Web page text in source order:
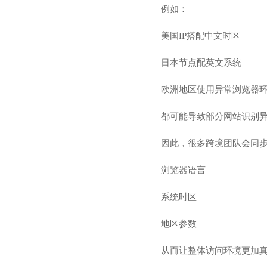
例如：
美国IP搭配中文时区
日本节点配英文系统
欧洲地区使用异常浏览器
都可能导致部分网站识别
因此，很多跨境团队会同
浏览器语言
系统时区
地区参数
从而让整体访问环境更加